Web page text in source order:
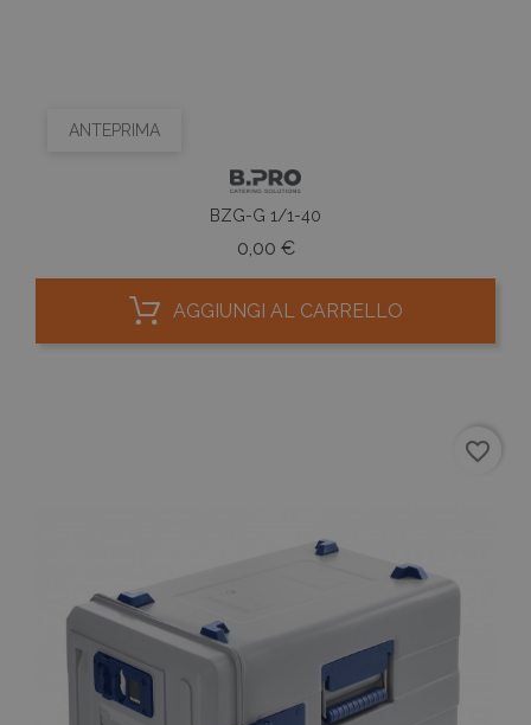
ANTEPRIMA
BZG-G 1/1-40
0,00 €Prezzo
AGGIUNGI AL CARRELLO
favorite_border